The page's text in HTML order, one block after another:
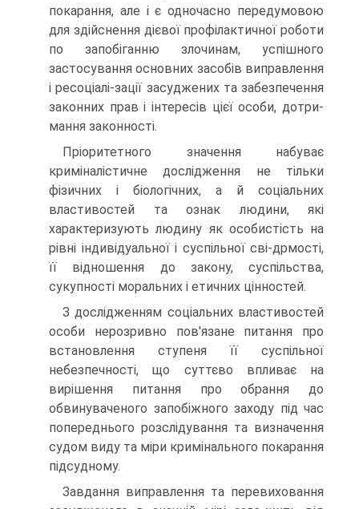
покарання, але і є одночасно передумовою
для здійснення дієвої профілактичної роботи
по запобіганню злочинам, успішного
застосування основних засобів виправлення
і ресоціалі-зації засуджених та забезпечення
законних прав і інтересів цієї особи, дотри-
мання законності.
Пріоритетного значення набуває
криміналістичне дослідження не тільки
фізичних і біологічних, а й соціальних
властивостей та ознак людини, які
характеризують людину як особистість на
рівні індивідуальної і суспільної сві-дрмості,
її відношення до закону, суспільства,
сукупності моральних і етичних цінностей.
З дослідженням соціальних властивостей
особи нерозривно пов'язане питання про
встановлення ступеня її суспільної
небезпечності, що суттєво впливає на
вирішення питання про обрання до
обвинуваченого запобіжного заходу під час
попереднього розслідування та визначення
судом виду та міри кримінального покарання
підсудному.
Завдання виправлення та перевиховання